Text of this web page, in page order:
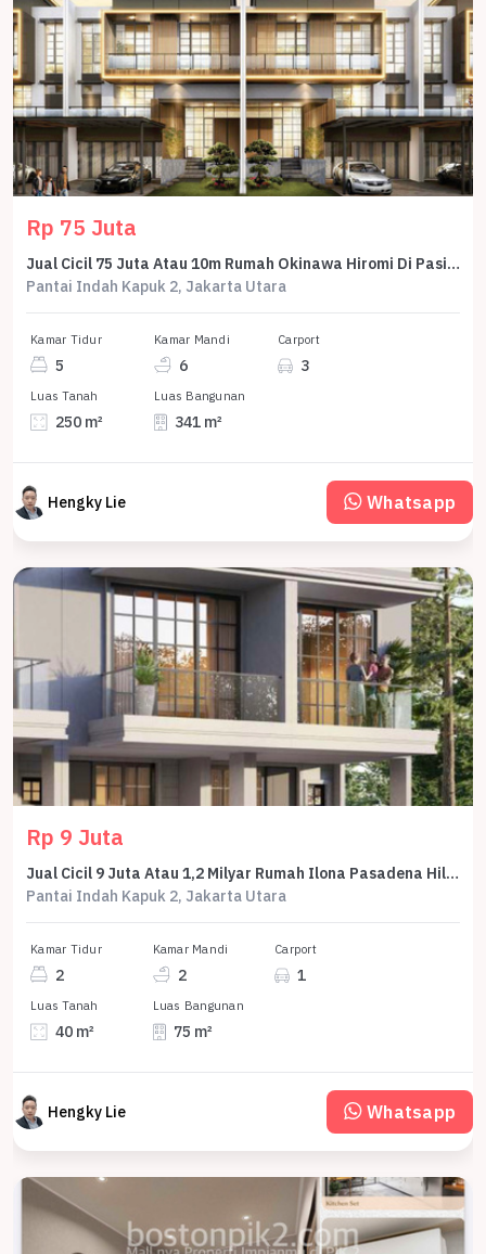
Rp 75 Juta
Jual Cicil 75 Juta Atau 10m Rumah Okinawa Hiromi Di Pasir Putih Residence Pik2 - Sell House Cluster Okinawa 10x25 Hiromi At Pasir Putih Residences Pik 2
Pantai Indah Kapuk 2, Jakarta Utara
Kamar Tidur
5
Kamar Mandi
6
Carport
3
Luas Tanah
250 m²
Luas Bangunan
341 m²
Hengky Lie Whatsapp
Rp 9 Juta
Jual Cicil 9 Juta Atau 1,2 Milyar Rumah Ilona Pasadena Hill Seberang Taman Bhinneka Ecopark Pik2 - Sell House Ilona Pasadena Hill Front Of Bhinneka Ecopark Garden Pik 2
Pantai Indah Kapuk 2, Jakarta Utara
Kamar Tidur
2
Kamar Mandi
2
Carport
1
Luas Tanah
40 m²
Luas Bangunan
75 m²
Hengky Lie Whatsapp